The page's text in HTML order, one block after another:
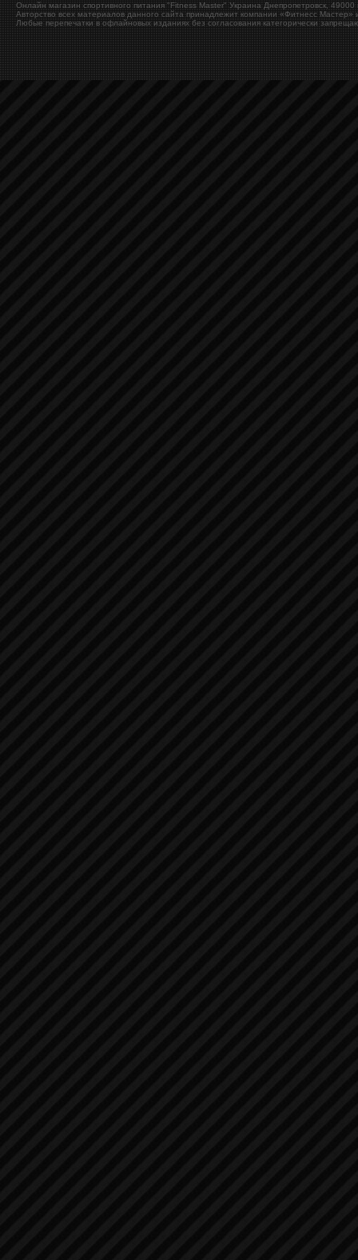
Онлайн магазин спортивного питания "Fitness Master" Украина Днепропетровск, 49000
Авторство всех материалов данного сайта принадлежит компании «Фитнесс Мастер»
Любые перепечатки в офлайновых изданиях без согласования категорически